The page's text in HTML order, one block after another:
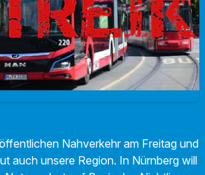
Nahverkehr am Freitag und
auch unsere Region. In Nürnberg will